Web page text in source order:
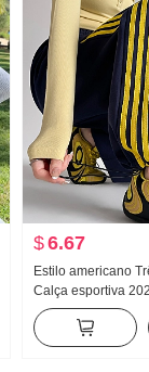
$6.67
Estilo americano
Calça esportiva
Cintura alta
na barra Calça
Calça cargo